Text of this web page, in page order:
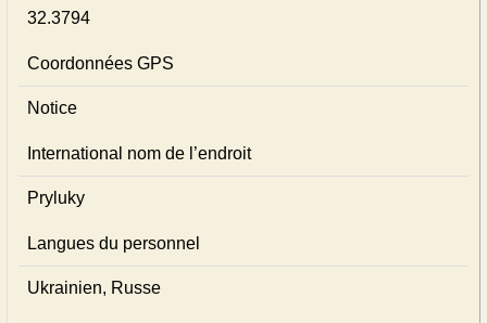
32.3794
Coordonnées GPS
Notice
International nom de l’endroit
Pryluky
Langues du personnel
Ukrainien, Russe